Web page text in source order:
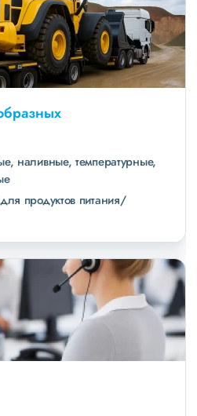
наливные, температурные,
продуктов питания/